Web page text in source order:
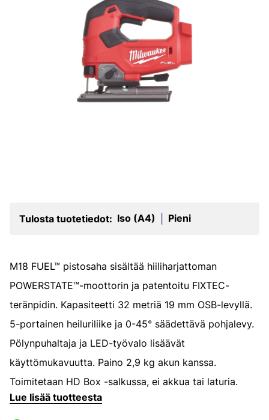
Tulosta tuotetiedot: Iso (A4) Pieni
M18 FUEL™ pistosaha sisältää hiiliharjattoman
POWERSTATE™-moottorin ja patentoitu FIXTEC-
teränpidin. Kapasiteetti 32 metriä 19 mm OSB-levyllä.
5-portainen heiluriliike ja 0-45° säädettävä pohjalevy.
Pölynpuhaltaja ja LED-työvalo lisäävät
käyttömukavuutta. Paino 2,9 kg akun kanssa.
Toimitetaan HD Box -salkussa, ei akkua tai laturia.
Lue lisää tuotteesta